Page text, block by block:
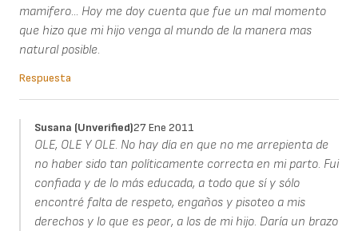
mamifero... Hoy me doy cuenta que fue un mal momento
que hizo que mi hijo venga al mundo de la manera mas
natural posible.
Respuesta
Susana (unverified)27 Ene 2011
OLE, OLE Y OLE. No hay día en que no me arrepienta de
no haber sido tan políticamente correcta en mi parto. Fui
confiada y de lo más educada, a todo que sí y sólo
encontré falta de respeto, engaños y pisoteo a mis
derechos y lo que es peor, a los de mi hijo. Daría un brazo